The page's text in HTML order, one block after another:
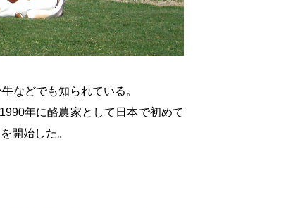
などでも知られている。
年に酪農家として日本で初めて
開始した。